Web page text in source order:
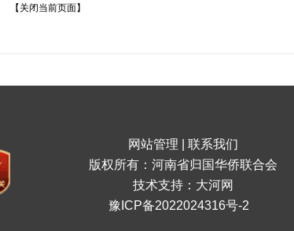
【关闭当前页面】
网站管理
联系我们
版权所有：河南省归国华侨联合会
技术支持： 大河网
豫ICP备2022024316号-2